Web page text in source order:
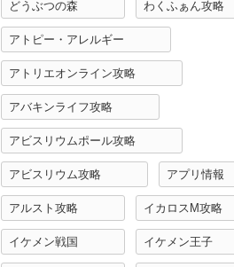
どうぶつの森 わくふぁん攻略
アトピー・アレルギー
アトリエオンライン攻略
アバキンライフ攻略
アビスリウムポール攻略
アビスリウム攻略 アプリ情報
アルスト攻略 イカロスM攻略
イケメン戦国 イケメン王子